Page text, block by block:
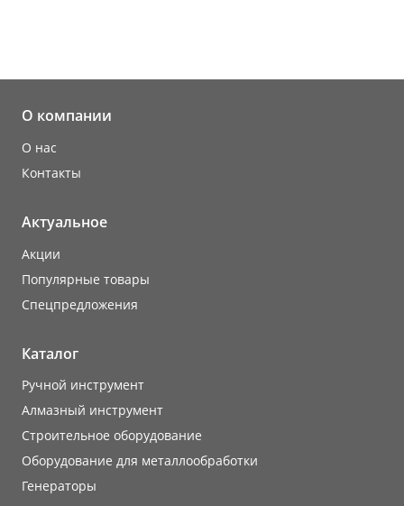
О компании
О нас
Контакты
Актуальное
Акции
Популярные товары
Cпецпредложения
Каталог
Ручной инструмент
Алмазный инструмент
Строительное оборудование
Оборудование для металлообработки
Генераторы